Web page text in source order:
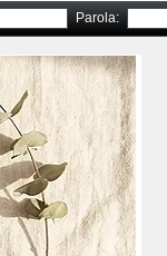
Parola: